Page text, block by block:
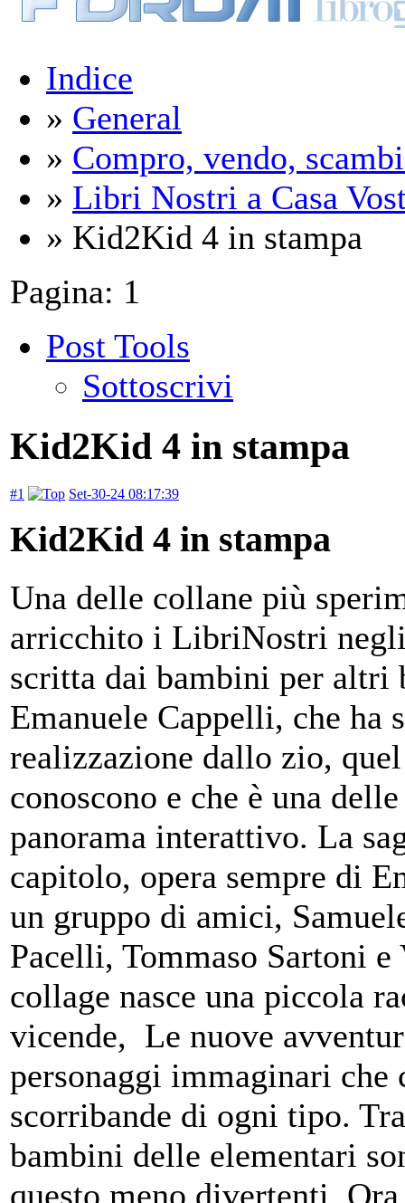
Indice
» General
» Compro, vendo,
» Libri Nostri a Casa
» Kid2Kid 4 in stampa
Pagina: 1
Post Tools
Sottoscrivi
Kid2Kid 4 in stampa
#1 Set-30-24 08:17:39
Kid2Kid 4 in stampa
Una delle collane più
arricchito i LibriNostri
scritta dai bambini per altri
Emanuele Cappelli, che ha
realizzazione dallo zio,
conoscono e che è una
panorama interattivo. La
capitolo, opera sempre di
un gruppo di amici,
Pacelli, Tommaso Sartoni
collage nasce una piccola
vicende, Le nuove
personaggi immaginari che
scorribande di ogni tipo.
bambini delle elementari
questo meno divertenti.